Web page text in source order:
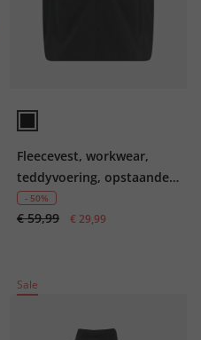
Fleecevest, workwear,
teddyvoering, opstaande
kraag, rits
- 50%
€ 59,99 € 29,99
Sale